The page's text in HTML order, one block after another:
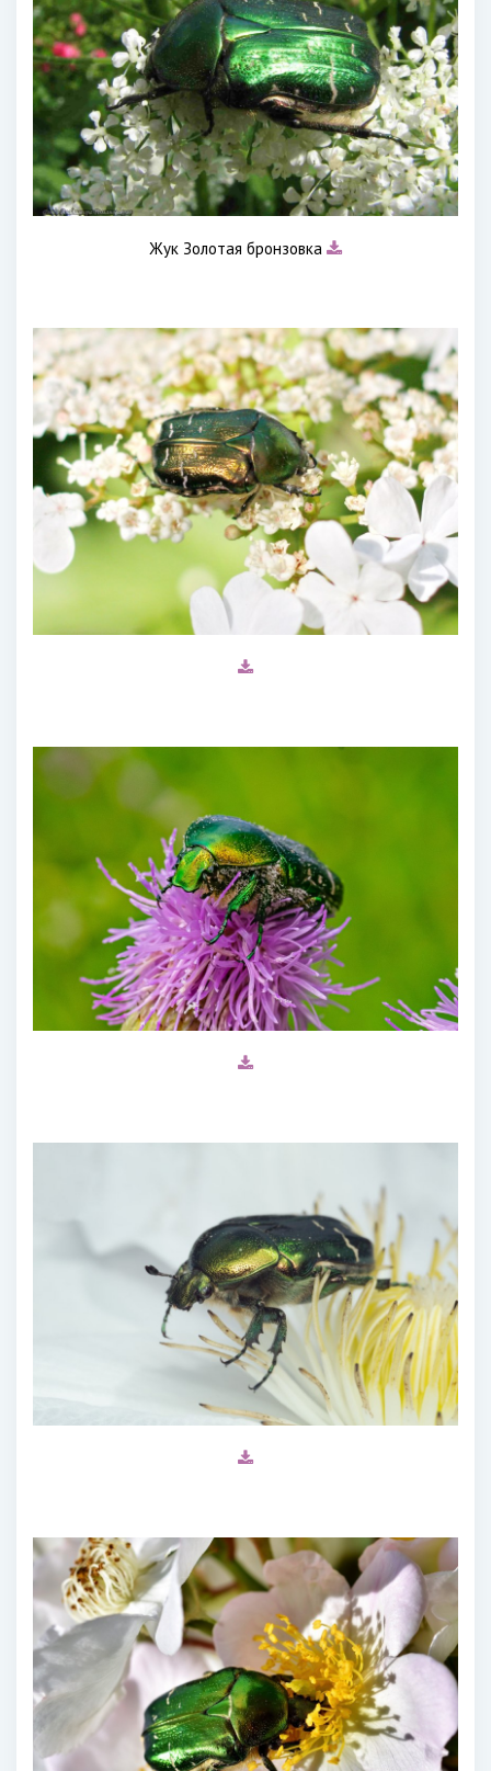
Жук Золотая бронзовка